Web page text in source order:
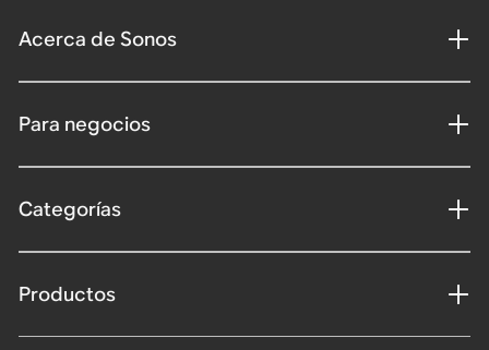
Acerca de Sonos
Para negocios
Categorías
Productos